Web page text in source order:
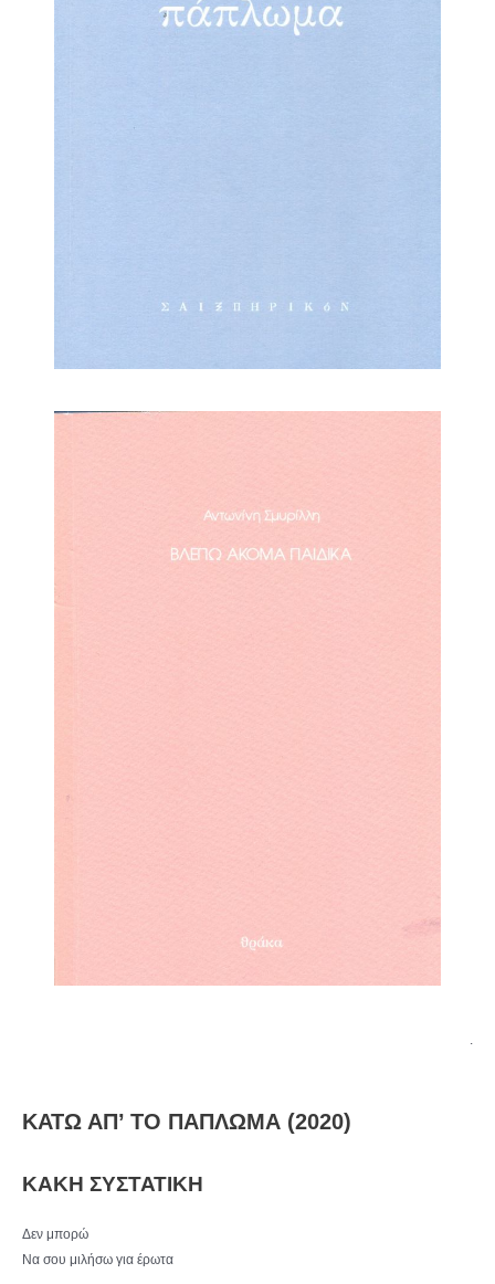
.
ΚΑΤΩ ΑΠ’ ΤΟ ΠΑΠΛΩΜΑ (2020)
ΚΑΚΗ ΣΥΣΤΑΤΙΚΗ
Δεν μπορώ
Να σου μιλήσω για έρωτα